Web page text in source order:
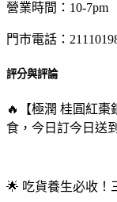
營業時間：10-7pm
門市電話：
評分與評論
🔥【極潤 桂圓紅棗
食，今日訂今日送
🌟 吃貨養生必收！